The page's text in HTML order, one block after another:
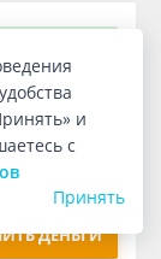
дней
ДЕНЬГИ
и
с
Принять